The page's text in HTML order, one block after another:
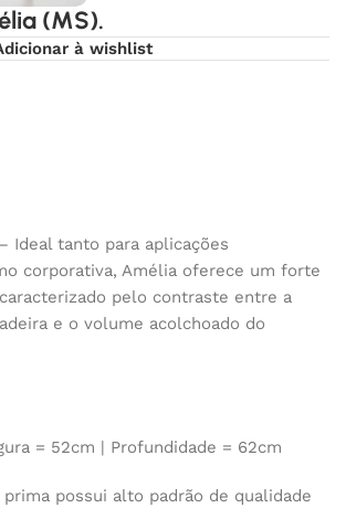
(MS).
à wishlist
Ideal tanto para aplicações
corporativa, Amélia oferece um forte
pelo contraste entre a
e o volume acolchoado do
= 52cm | Profundidade = 62cm
possui alto padrão de qualidade